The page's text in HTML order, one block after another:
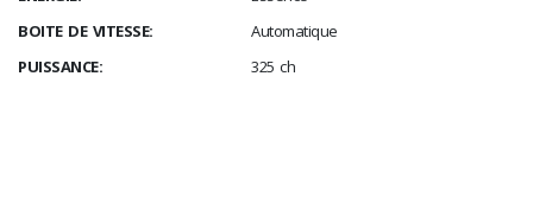
BOITE DE VITESSE:
Automatique
PUISSANCE:
325 ch